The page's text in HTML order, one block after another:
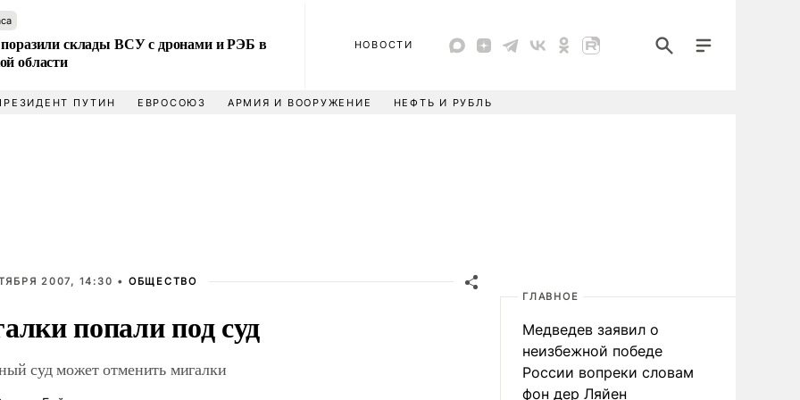
склады ВСУ с дронами и РЭБ в
области
НОВОСТИ
ПУТИН ЕВРОСОЮЗ АРМИЯ И ВООРУЖЕНИЕ НЕФТЬ И РУБЛЬ
2007, 14:30 • ОБЩЕСТВО
попали под суд
суд может отменить мигалки
ГЛАВНОЕ
Медведев заявил о
неизбежной победе
России вопреки словам
фон дер Ляйен